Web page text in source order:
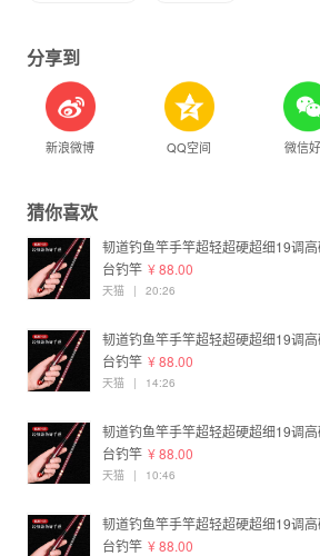
分享到
新浪微博 QQ空间 微信
猜你喜欢
韧道钓鱼竿手竿超轻超硬超细19调
台钓竿 ¥ 88.00
天猫 | 20:26
韧道钓鱼竿手竿超轻超硬超细19调
台钓竿 ¥ 88.00
天猫 | 14:26
韧道钓鱼竿手竿超轻超硬超细19调
台钓竿 ¥ 88.00
天猫 | 10:46
韧道钓鱼竿手竿超轻超硬超细19调
台钓竿 ¥ 88.00